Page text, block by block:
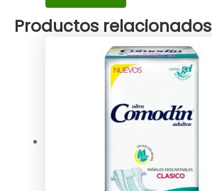
Productos relacionados